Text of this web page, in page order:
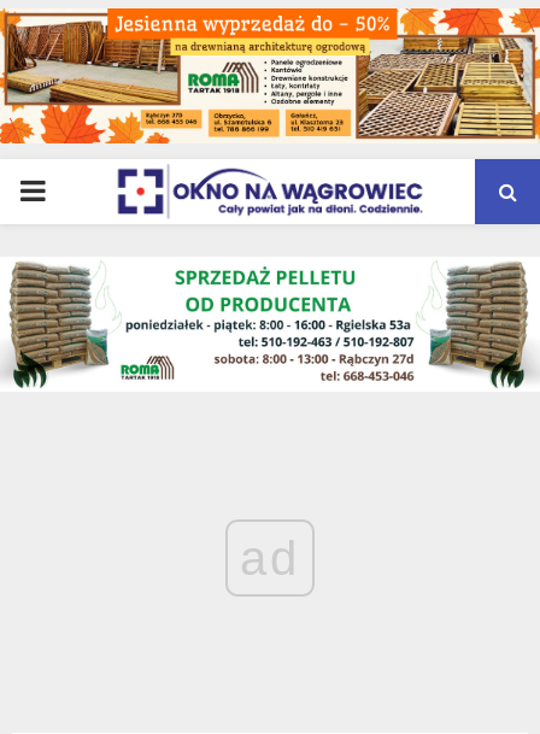
PRIMARY
MENU
ad